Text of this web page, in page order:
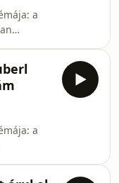
lélek
a
a
a
egy
lélek
a
a